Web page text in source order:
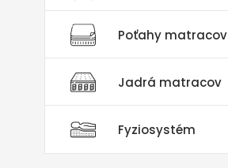
Poťahy matracov
Jadrá matracov
Fyziosystém